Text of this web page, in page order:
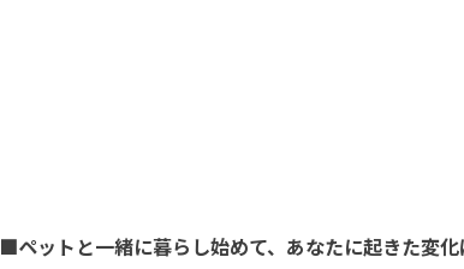
■ペットと一緒に暮らし始めて、あなたに起きた変化